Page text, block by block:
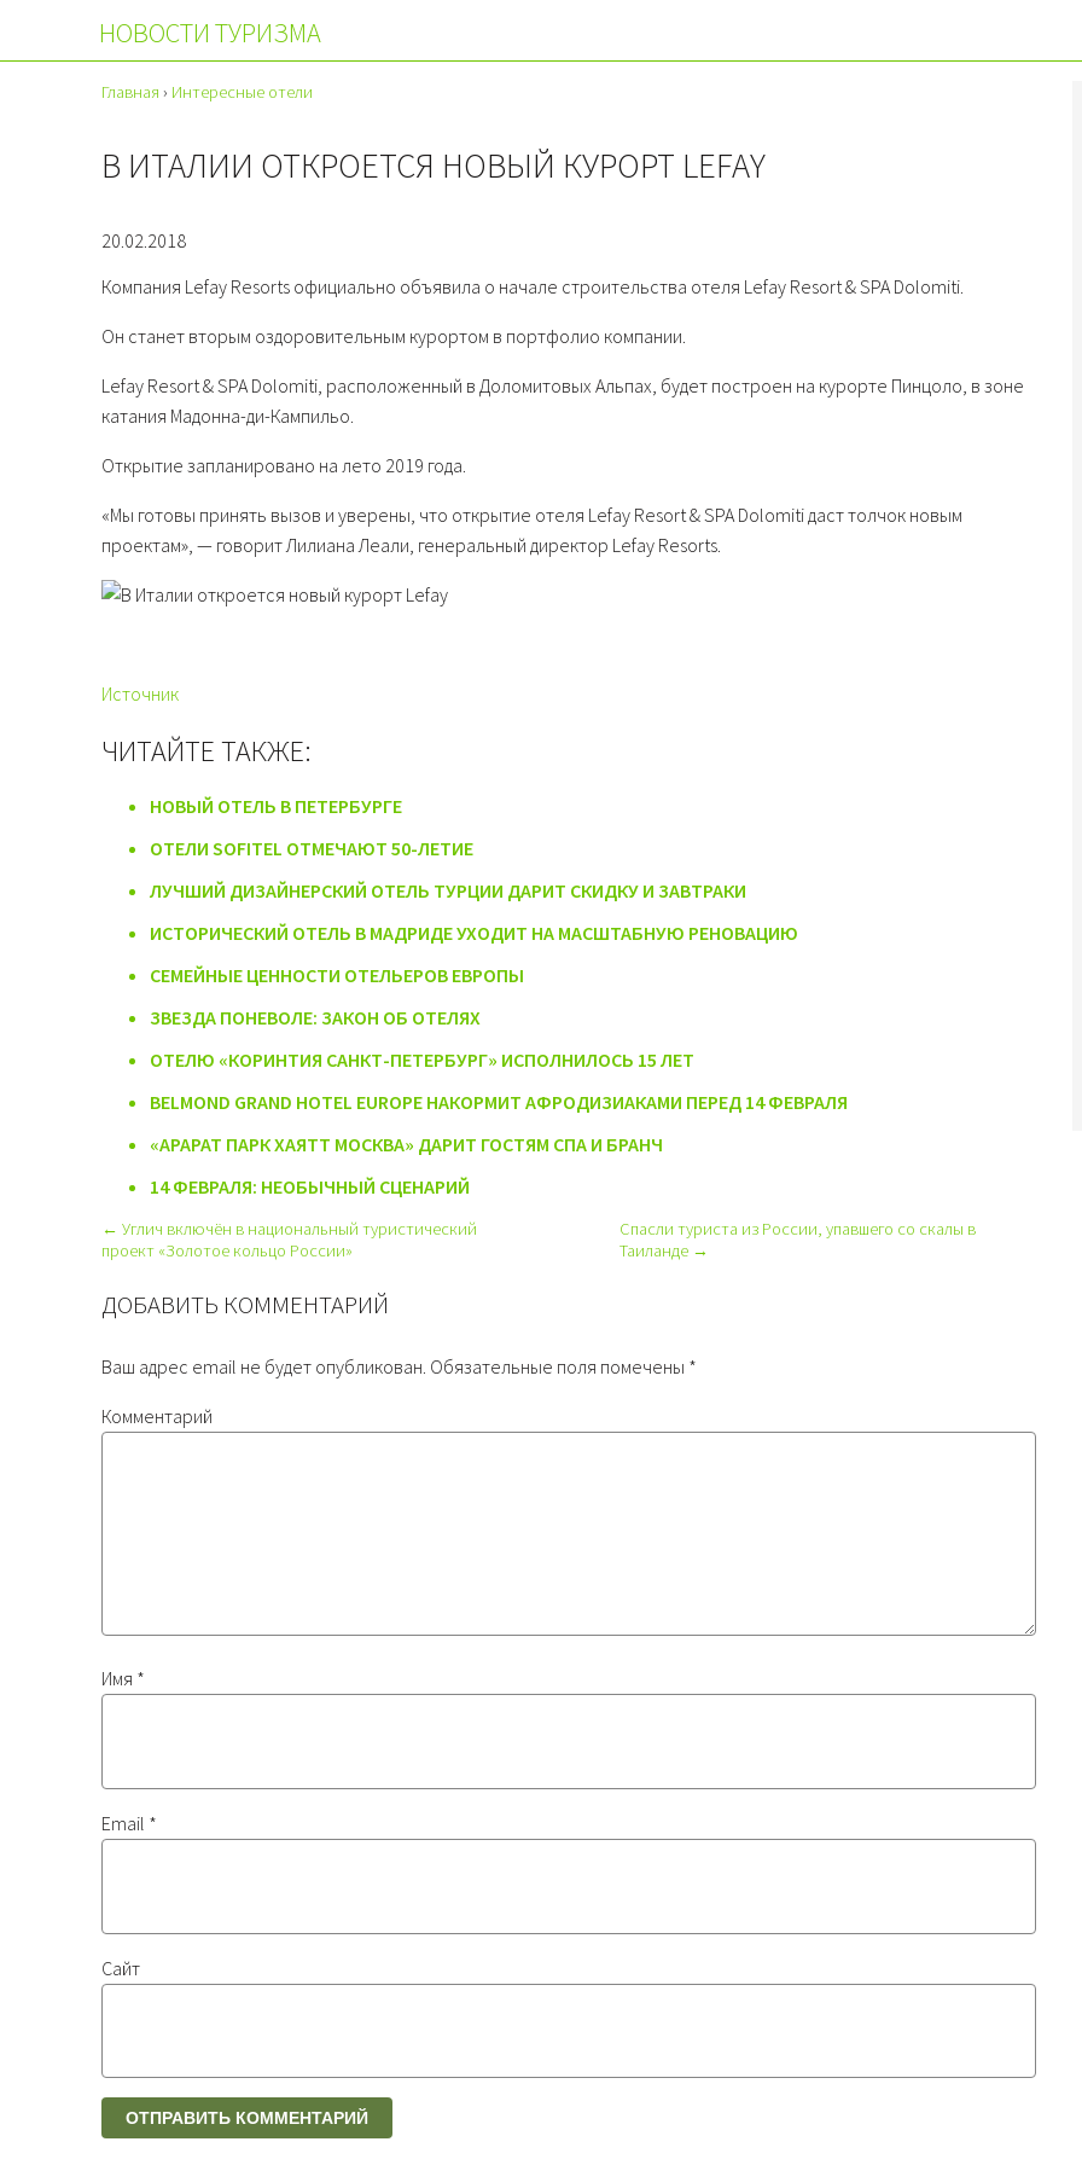
НОВОСТИ ТУРИЗМА
Главная › Интересные отели
В ИТАЛИИ ОТКРОЕТСЯ НОВЫЙ КУРОРТ LEFAY
20.02.2018
Компания Lefay Resorts официально объявила о начале строительства отеля Lefay Resort & SPA Dolomiti.
Он станет вторым оздоровительным курортом в портфолио компании.
Lefay Resort & SPA Dolomiti, расположенный в Доломитовых Альпах, будет построен на курорте Пинцоло, в зоне
катания Мадонна-ди-Кампильо.
Открытие запланировано на лето 2019 года.
«Мы готовы принять вызов и уверены, что открытие отеля Lefay Resort & SPA Dolomiti даст толчок новым
проектам», — говорит Лилиана Леали, генеральный директор Lefay Resorts.
Источник
ЧИТАЙТЕ ТАКЖЕ:
НОВЫЙ ОТЕЛЬ В ПЕТЕРБУРГЕ
ОТЕЛИ SOFITEL ОТМЕЧАЮТ 50-ЛЕТИЕ
ЛУЧШИЙ ДИЗАЙНЕРСКИЙ ОТЕЛЬ ТУРЦИИ ДАРИТ СКИДКУ И ЗАВТРАКИ
ИСТОРИЧЕСКИЙ ОТЕЛЬ В МАДРИДЕ УХОДИТ НА МАСШТАБНУЮ РЕНОВАЦИЮ
СЕМЕЙНЫЕ ЦЕННОСТИ ОТЕЛЬЕРОВ ЕВРОПЫ
ЗВЕЗДА ПОНЕВОЛЕ: ЗАКОН ОБ ОТЕЛЯХ
ОТЕЛЮ «КОРИНТИЯ САНКТ-ПЕТЕРБУРГ» ИСПОЛНИЛОСЬ 15 ЛЕТ
BELMOND GRAND HOTEL EUROPE НАКОРМИТ АФРОДИЗИАКАМИ ПЕРЕД 14 ФЕВРАЛЯ
«АРАРАТ ПАРК ХАЯТТ МОСКВА» ДАРИТ ГОСТЯМ СПА И БРАНЧ
14 ФЕВРАЛЯ: НЕОБЫЧНЫЙ СЦЕНАРИЙ
← Углич включён в национальный туристический
проект «Золотое кольцо России»
Спасли туриста из России, упавшего со скалы в
Таиланде →
ДОБАВИТЬ КОММЕНТАРИЙ
Ваш адрес email не будет опубликован. Обязательные поля помечены *
Комментарий
Имя *
Email *
Сайт